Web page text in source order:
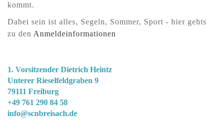
kommt.
Dabei sein ist alles, Segeln, Sommer, Sport - hier gehts
zu den Anmeldeinformationen
1. Vorsitzender Dietrich Heintz
Unterer Rieselfeldgraben 9
79111 Freiburg
+49 761 290 84 58
info@scnbreisach.de